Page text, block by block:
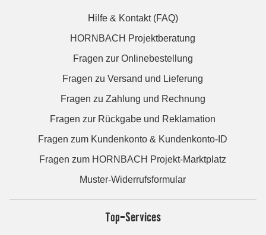
Hilfe & Kontakt (FAQ)
HORNBACH Projektberatung
Fragen zur Onlinebestellung
Fragen zu Versand und Lieferung
Fragen zu Zahlung und Rechnung
Fragen zur Rückgabe und Reklamation
Fragen zum Kundenkonto & Kundenkonto-ID
Fragen zum HORNBACH Projekt-Marktplatz
Muster-Widerrufsformular
Top-Services